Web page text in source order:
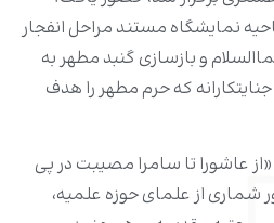
نمایشگاه مستند مراحل انفجار
و بازسازی گنبد مطهر به
که حرم مطهر را هدف
عاشورا تا سامرا مصیبت در پی
شماری از علمای حوزه علمیه،